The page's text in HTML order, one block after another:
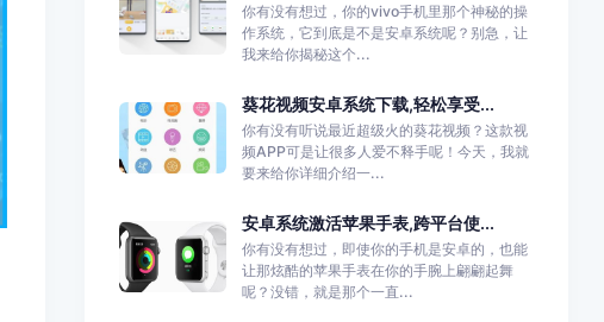
你有没有想过，你的vivo手机里那个神秘的操
作系统，它到底是不是安卓系统呢？别急，让
我来给你揭秘这个...
葵花视频安卓系统下载,轻松享受...
你有没有听说最近超级火的葵花视频？这款视
频APP可是让很多人爱不释手呢！今天，我就
要来给你详细介绍一...
安卓系统激活苹果手表,跨平台使...
你有没有想过，即使你的手机是安卓的，也能
让那炫酷的苹果手表在你的手腕上翩翩起舞
呢？没错，就是那个一直...